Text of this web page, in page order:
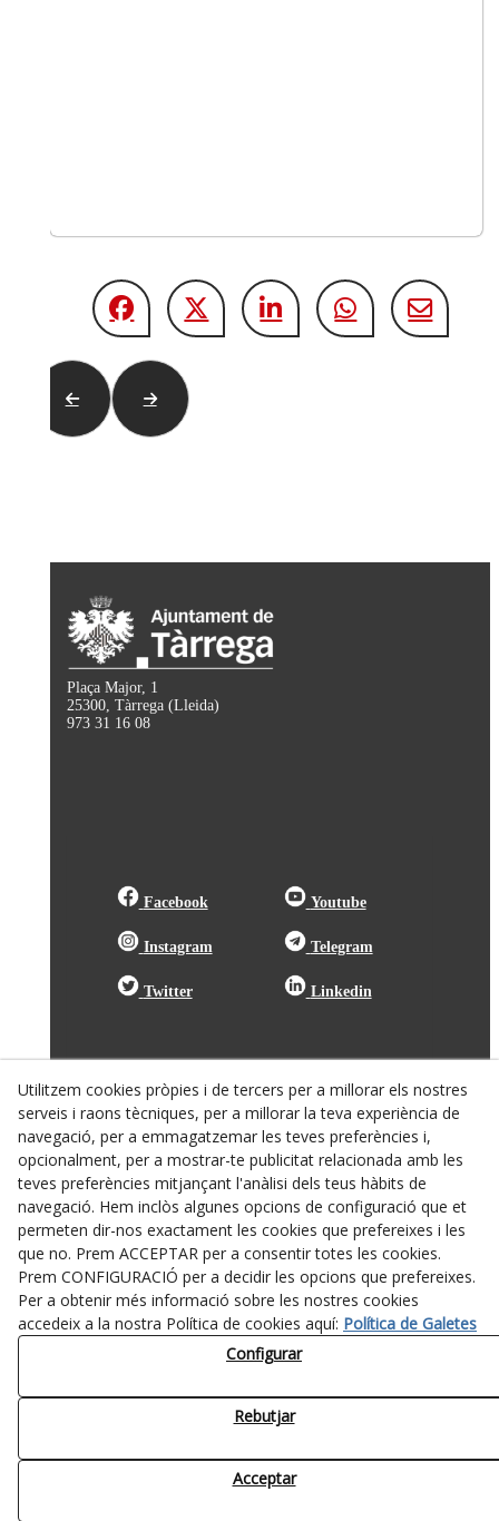
Plaça Major, 1
25300, Tàrrega (Lleida)
973 31 16 08
Facebook
Instagram
Twitter
Youtube
Telegram
Linkedin
turisme@tarrega.cat
Política de Privacitat
© 08/2026 Ajuntament de Tàrrega - Tots els drets reservats.
Utilitzem cookies pròpies i de tercers per a millorar els nostres
serveis i raons tècniques, per a millorar la teva experiència de
navegació, per a emmagatzemar les teves preferències i,
opcionalment, per a mostrar-te publicitat relacionada amb les
teves preferències mitjançant l'anàlisi dels teus hàbits de
navegació. Hem inclòs algunes opcions de configuració que et
permeten dir-nos exactament les cookies que prefereixes i les
que no. Prem ACCEPTAR per a consentir totes les cookies.
Prem CONFIGURACIÓ per a decidir les opcions que prefereixes.
Per a obtenir més informació sobre les nostres cookies
accedeix a la nostra Política de cookies aquí: Política de Galetes
Configurar
Rebutjar
Acceptar